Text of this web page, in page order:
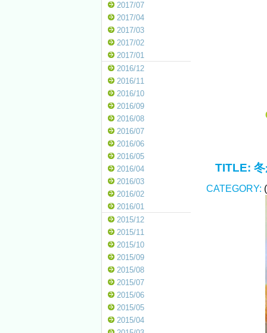
2017/07
2017/04
2017/03
2017/02
2017/01
2016/12
2016/11
2016/10
2016/09
2016/08
2016/07
2016/06
2016/05
2016/04
2016/03
2016/02
2016/01
2015/12
2015/11
2015/10
2015/09
2015/08
2015/07
2015/06
2015/05
2015/04
TITLE:
CATEGORY: